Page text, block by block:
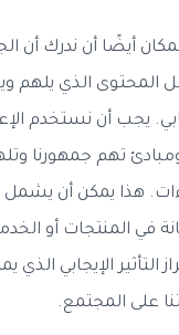
أيضًا أن ندرك أن
المحتوى الذي يلهم
يجب أن نستخدم
تهم جمهورنا
هذا يمكن أن يشمل
في المنتجات أو
التأثير الإيجابي الذي
على المجتمع.